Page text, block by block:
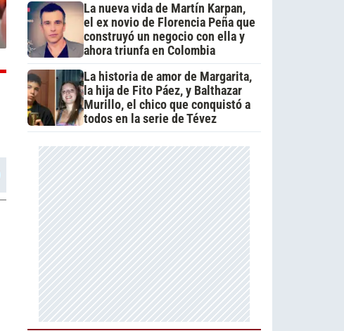
La nueva vida de Martín Karpan,
el ex novio de Florencia Peña que
construyó un negocio con ella y
ahora triunfa en Colombia
La historia de amor de Margarita,
la hija de Fito Páez, y Balthazar
Murillo, el chico que conquistó a
todos en la serie de Tévez